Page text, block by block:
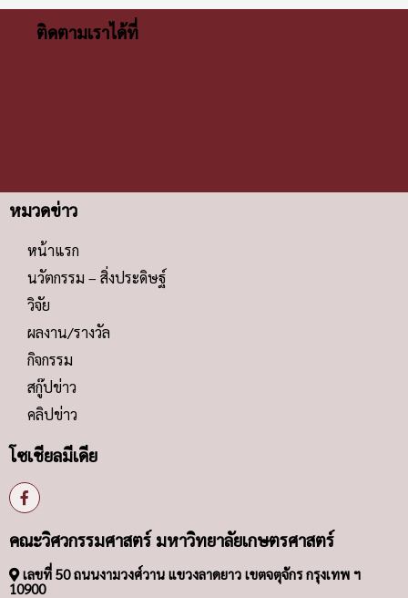
ติดตามเราได้ที่
หมวดข่าว
หน้าแรก
นวัตกรรม – สิ่งประดิษฐ์
วิจัย
ผลงาน/รางวัล
กิจกรรม
สกู๊ปข่าว
คลิปข่าว
โซเชียลมีเดีย
คณะวิศวกรรมศาสตร์ มหาวิทยาลัยเกษตรศาสตร์
เลขที่ 50 ถนนงามวงศ์วาน แขวงลาดยาว เขตจตุจักร กรุงเทพ ฯ
10900